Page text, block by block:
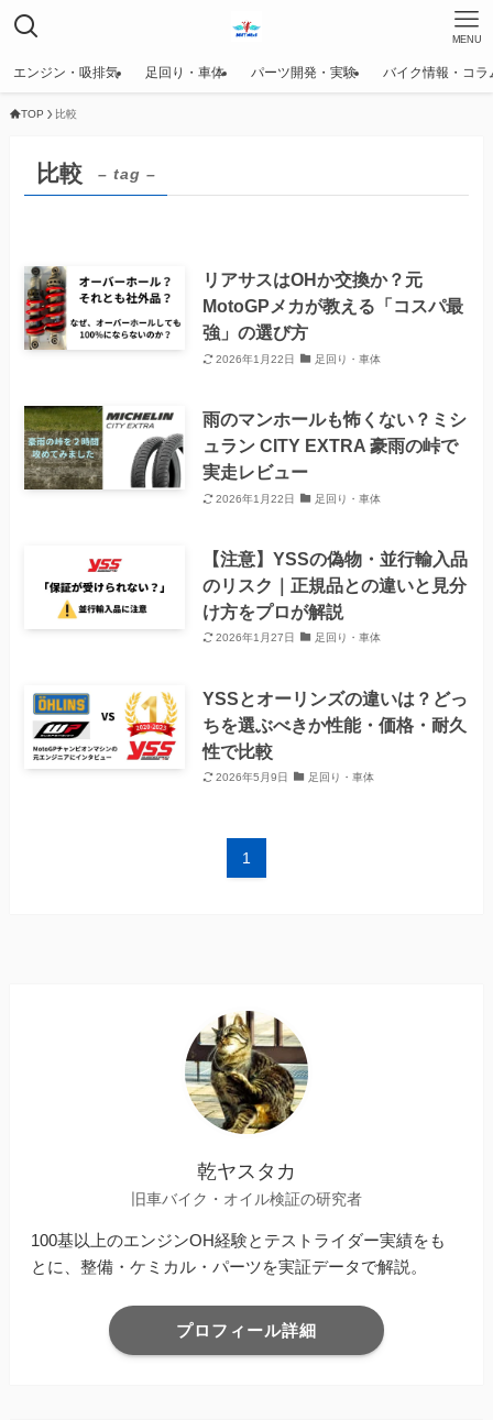
MENU
エンジン・吸排気 足回り・車体 パーツ開発・実験 バイク情報・コラ
TOP 比較
比較 – tag –
リアサスはOHか交換か？元
MotoGPメカが教える「コスパ最
強」の選び方
2026年1月22日 足回り・車体
雨のマンホールも怖くない？ミシ
ュラン CITY EXTRA 豪雨の峠で
実走レビュー
2026年1月22日 足回り・車体
【注意】YSSの偽物・並行輸入品
のリスク｜正規品との違いと見分
け方をプロが解説
2026年1月27日 足回り・車体
YSSとオーリンズの違いは？どっ
ちを選ぶべきか性能・価格・耐久
性で比較
2026年5月9日 足回り・車体
1
乾ヤスタカ
旧車バイク・オイル検証の研究者
100基以上のエンジンOH経験とテストライダー実績をも
とに、整備・ケミカル・パーツを実証データで解説。
プロフィール詳細